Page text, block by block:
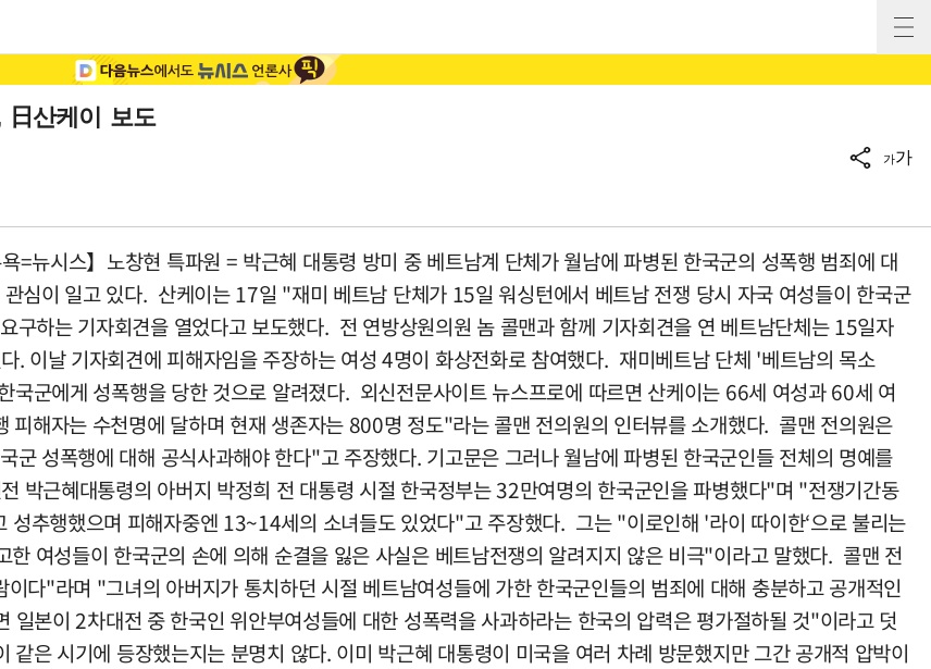
日산케이 보도
가가
=뉴시스】노창현 특파원 = 박근혜 대통령 방미 중 베트남계 단체가 월남에 파병된 한국군의 성폭행 범죄에 대
심이 일고 있다. 산케이는 17일 "재미 베트남 단체가 15일 워싱턴에서 베트남 전쟁 당시 자국 여성들이 한국군
구하는 기자회견을 열었다고 보도했다. 전 연방상원의원 놈 콜맨과 함께 기자회견을 연 베트남단체는 15일자
. 이날 기자회견에 피해자임을 주장하는 여성 4명이 화상전화로 참여했다. 재미베트남 단체 '베트남의 목소
국군에게 성폭행을 당한 것으로 알려졌다. 외신전문사이트 뉴스프로에 따르면 산케이는 66세 여성과 60세 여
해자는 수천명에 달하며 현재 생존자는 800명 정도"라는 콜맨 전의원의 인터뷰를 소개했다. 콜맨 전의원은
성폭행에 대해 공식사과해야 한다"고 주장했다. 기고문은 그러나 월남에 파병된 한국군인들 전체의 명예를
박근혜대통령의 아버지 박정희 전 대통령 시절 한국정부는 32만여명의 한국군인을 파병했다"며 "전쟁기간동
성추행했으며 피해자중엔 13~14세의 소녀들도 있었다"고 주장했다. 그는 "이로인해 '라이 따이한‘으로 불리는
여성들이 한국군의 손에 의해 순결을 잃은 사실은 베트남전쟁의 알려지지 않은 비극"이라고 말했다. 콜맨 전
다"라며 "그녀의 아버지가 통치하던 시절 베트남여성들에 가한 한국군인들의 범죄에 대해 충분하고 공개적인
본이 2차대전 중 한국인 위안부여성들에 대한 성폭력을 사과하라는 한국의 압력은 평가절하될 것"이라고 덧
은 시기에 등장했는지는 분명치 않다. 이미 박근혜 대통령이 미국을 여러 차례 방문했지만 그간 공개적 압박이